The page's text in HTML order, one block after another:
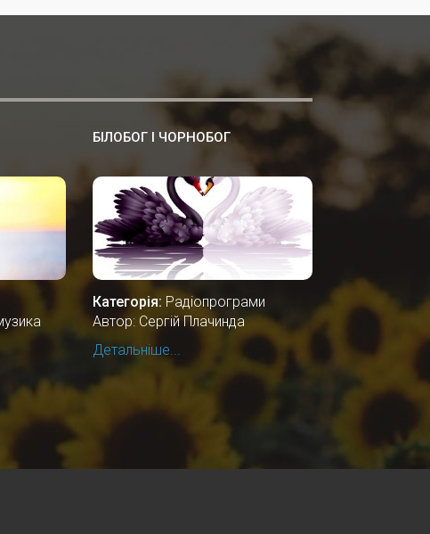
БІЛОБОГ І ЧОРНОБОГ
Категорія: Радіопрограми
Автор: Сергій Плачинда
Детальніше...